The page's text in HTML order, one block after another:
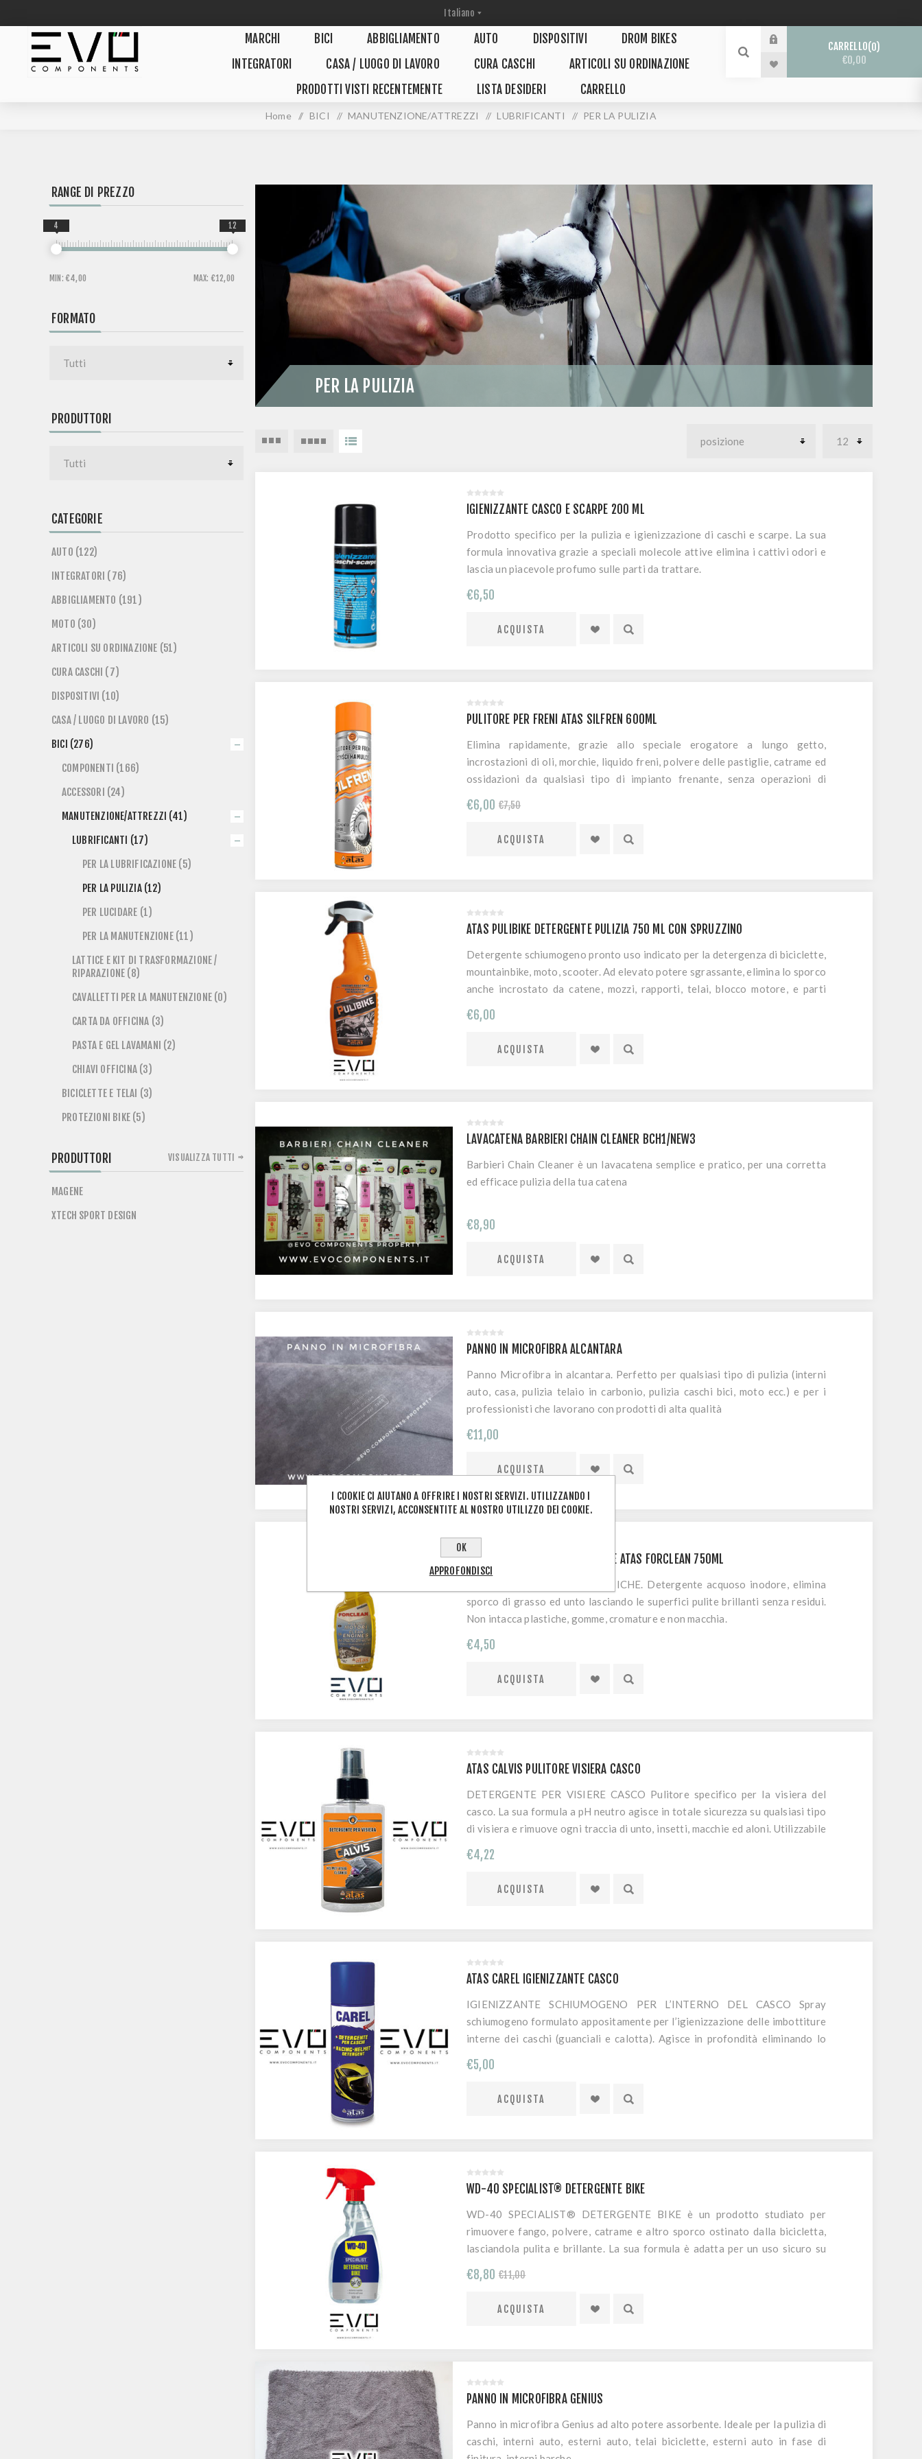
MARCHI BICI ABBIGLIAMENTO AUTO DISPOSITIVI
DROM BIKES
INTEGRATORI
CASA / LUOGO DI LAVORO CURA CASCHI
ARTICOLI SU ORDINAZIONE
PRODOTTI VISTI RECENTEMENTE
LISTA DESIDERI CARRELLO
CARRELLO 0
€0,00
Home / BICI / MANUTENZIONE/ATTREZZI / LUBRIFICANTI / PER LA PULIZIA
PER LA PULIZIA
IGIENIZZANTE CASCO E SCARPE 200 ML
Prodotto specifico per la pulizia e igienizzazione di caschi e scarpe. La sua
formula innovativa grazie a speciali molecole attive elimina i cattivi odori e
lascia un piacevole profumo sulle parti da trattare.
€6,50
PULITORE PER FRENI ATAS SILFREN 600ML
Elimina rapidamente, grazie allo speciale erogatore a lungo getto,
incrostazioni di oli, morchie, liquido freni, polvere delle pastiglie, catrame ed
ossidazioni da qualsiasi tipo di impianto frenante, senza operazioni di
utilizzato anche per pulire gruppi frizione.
€6,00 €7,50
ATAS PULIBIKE DETERGENTE PULIZIA 750 ML CON SPRUZZINO
Detergente schiumogeno pronto uso indicato per la detergenza di biciclette,
mountainbike, moto, scooter. Ad elevato potere sgrassante, elimina lo sporco
anche incrostato da catene, mozzi, rapporti, telai, blocco motore, e parti
cromature, parti in alluminio, plastiche, carbonio. Non contiene acidi o soda.
€6,00
LAVACATENA BARBIERI CHAIN CLEANER BCH1/NEW3
Barbieri Chain Cleaner è un lavacatena semplice e pratico, per una corretta
ed efficace pulizia della tua catena
€8,90
PANNO IN MICROFIBRA ALCANTARA
Panno Microfibra in alcantara. Perfetto per qualsiasi tipo di pulizia (interni
auto, casa, pulizia telaio in carbonio, pulizia caschi bici, moto ecc.) e per i
professionisti che lavorano con prodotti di alta qualità
€11,00
SGRASSANTE PARTI MECCANICHE ATAS FORCLEAN 750ML
SGRASSANTE PARTI MECCANICHE. Detergente acquoso inodore, elimina
sporco di grasso ed unto lasciando le superfici pulite brillanti senza residui.
Non intacca plastiche, gomme, cromature e non macchia.
€4,50
ATAS CALVIS PULITORE VISIERA CASCO
DETERGENTE PER VISIERE CASCO Pulitore specifico per la visiera del
casco. La sua formula a pH neutro agisce in totale sicurezza su qualsiasi tipo
di visiera e rimuove ogni traccia di unto, insetti, macchie ed aloni. Utilizzabile
contiene solventi.
€4,22
ATAS CAREL IGIENIZZANTE CASCO
IGIENIZZANTE SCHIUMOGENO PER L’INTERNO DEL CASCO Spray
schiumogeno formulato appositamente per l’igienizzazione delle imbottiture
interne dei caschi (guanciali e calotta). Agisce in profondità eliminando lo
pelle del viso.
€5,00
WD-40 SPECIALIST® DETERGENTE BIKE
WD-40 SPECIALIST® DETERGENTE BIKE è un prodotto studiato per
rimuovere fango, polvere, catrame e altro sporco ostinato dalla bicicletta,
lasciandola pulita e brillante. La sua formula è adatta per un uso sicuro su
superfici verniciate.
€8,80 €11,00
PANNO IN MICROFIBRA GENIUS
Panno in microfibra Genius ad alto potere assorbente. Ideale per la pulizia di
caschi, interni auto, esterni auto, telai biciclette, esterni auto in fase di
RANGE DI PREZZO
MIN: €4,00 MAX: €12,00
4 12
FORMATO
PRODUTTORI
CATEGORIE
AUTO (122)
INTEGRATORI (76)
ABBIGLIAMENTO (191)
MOTO (30)
ARTICOLI SU ORDINAZIONE (51)
CURA CASCHI (7)
DISPOSITIVI (10)
CASA / LUOGO DI LAVORO (15)
BICI (276)
COMPONENTI (166)
ACCESSORI (24)
MANUTENZIONE/ATTREZZI (41)
LUBRIFICANTI (17)
PER LA LUBRIFICAZIONE (5)
PER LA PULIZIA (12)
PER LUCIDARE (1)
PER LA MANUTENZIONE (11)
LATTICE E KIT DI TRASFORMAZIONE /
RIPARAZIONE (8)
CAVALLETTI PER LA MANUTENZIONE (0)
CARTA DA OFFICINA (3)
PASTA E GEL LAVAMANI (2)
CHIAVI OFFICINA (3)
BICICLETTE E TELAI (3)
PROTEZIONI BIKE (5)
PRODUTTORI
MAGENE
XTECH SPORT DESIGN
VISUALIZZA TUTTI
I COOKIE CI AIUTANO A OFFRIRE I NOSTRI SERVIZI. UTILIZZANDO I
NOSTRI SERVIZI, ACCONSENTITE AL NOSTRO UTILIZZO DEI COOKIE.
OK
APPROFONDISCI